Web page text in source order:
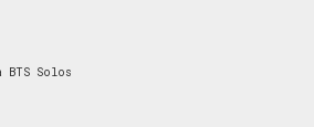
BTS Solos